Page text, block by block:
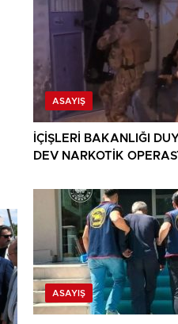
ASAYIŞ
İÇİŞLERİ BAKANLIĞI
DEV NARKOTİK
ASAYIŞ